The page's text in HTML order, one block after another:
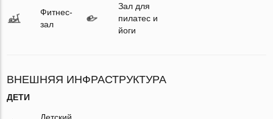
Фитнес-
зал
Зал для
пилатес и
йоги
ВНЕШНЯЯ ИНФРАСТРУКТУРА
ДЕТИ
Детский